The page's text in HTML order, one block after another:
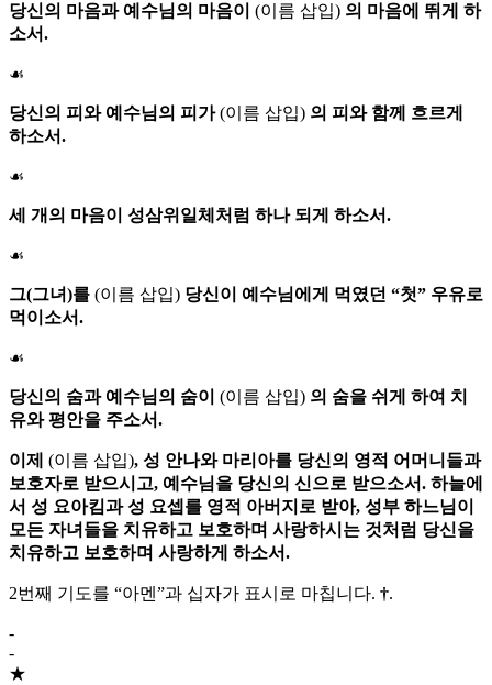
당신의 마음과 예수님의 마음이 (이름 삽입) 의 마음에 뛰게 하
소서.
☙
당신의 피와 예수님의 피가(이름 삽입) 의 피와 함께 흐르게
하소서.
☙
세 개의 마음이 성삼위일체처럼 하나 되게 하소서.
☙
그(그녀)를 (이름 삽입) 당신이 예수님에게 먹였던 “첫” 우유로
먹이소서.
☙
당신의 숨과 예수님의 숨이 (이름 삽입) 의 숨을 쉬게 하여 치
유와 평안을 주소서.
이제 (이름 삽입), 성 안나와 마리아를 당신의 영적 어머니들과
보호자로 받으시고, 예수님을 당신의 신으로 받으소서. 하늘에
서 성 요아킴과성 요셉 를 영적 아버지로 받아, 성부 하느님이
모든 자녀들을 치유하고 보호하며 사랑하시는 것처럼 당신을
치유하고 보호하며 사랑하게 하소서.
2번째 기도를 “아멘”과 십자가 표시로 마칩니다. †.
-
-
★